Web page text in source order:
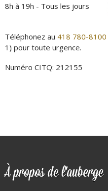
8h à 19h - Tous les jours
Téléphonez au 418 780-8100
1) pour toute urgence.
Numéro CITQ: 212155
À propos de l'auberge